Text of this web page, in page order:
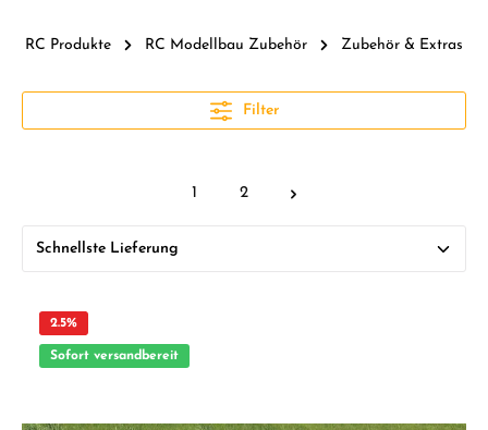
RC Produkte RC Modellbau Zubehör Zubehör & Extras
Filter
1 2
2.5%
Sofort versandbereit